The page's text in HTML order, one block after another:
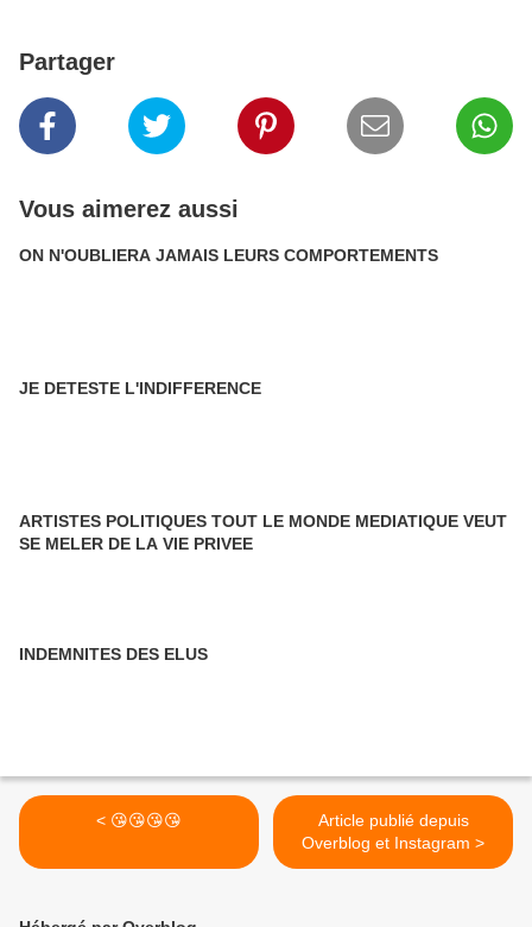
Partager
Vous aimerez aussi
ON N'OUBLIERA JAMAIS LEURS COMPORTEMENTS
JE DETESTE L'INDIFFERENCE
ARTISTES POLITIQUES TOUT LE MONDE MEDIATIQUE VEUT
SE MELER DE LA VIE PRIVEE
INDEMNITES DES ELUS
< 😘😘😘😘
Article publié depuis
Overblog et Instagram >